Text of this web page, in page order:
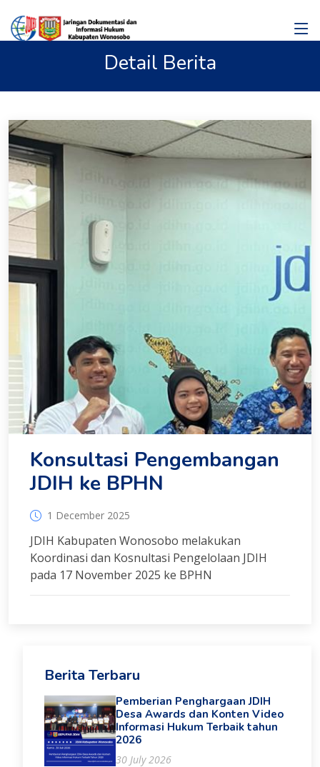
Detail Berita
Konsultasi Pengembangan
JDIH ke BPHN
1 December 2025
JDIH Kabupaten Wonosobo melakukan
Koordinasi dan Kosnultasi Pengelolaan JDIH
pada 17 November 2025 ke BPHN
Berita Terbaru
Pemberian Penghargaan JDIH
Desa Awards dan Konten Video
Informasi Hukum Terbaik tahun
2026
30 July 2026